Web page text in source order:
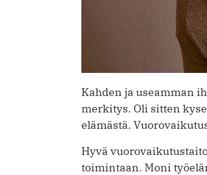
Kahden ja useamman
merkitys. Oli sitten
elämästä.
Hyvä
toimintaan. Moni